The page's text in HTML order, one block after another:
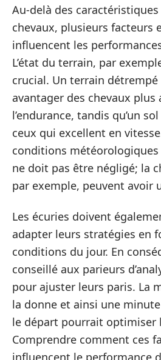
Au-delà des
chevaux, plusieurs facteurs
influencent les
L’état du terrain, par
crucial. Un terrain
avantager des chevaux plus
l’endurance, tandis qu’un
ceux qui excellent en
conditions
ne doit pas être négligé; la
par exemple, peuvent avoir
Les écuries doivent
adapter leurs stratégies en
conditions du jour. En
conseillé aux parieurs
pour ajuster leurs paris. La
la donne et ainsi une
le départ pourrait optimiser
Comprendre comment ces
influencent le performance